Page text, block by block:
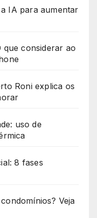
IA para aumentar
que considerar ao
Roni explica os
uso de
8 fases
Veja